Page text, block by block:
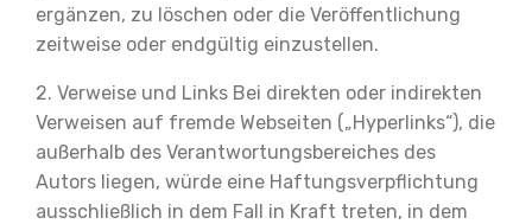
ergänzen, zu löschen oder die Veröffentlichung
zeitweise oder endgültig einzustellen.
2. Verweise und Links Bei direkten oder indirekten
Verweisen auf fremde Webseiten („Hyperlinks“), die
außerhalb des Verantwortungsbereiches des
Autors liegen, würde eine Haftungsverpflichtung
ausschließlich in dem Fall in Kraft treten, in dem